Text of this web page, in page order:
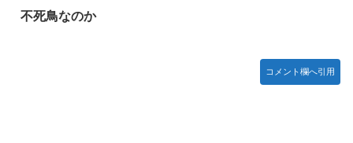
不死鳥なのか
コメント欄へ引用